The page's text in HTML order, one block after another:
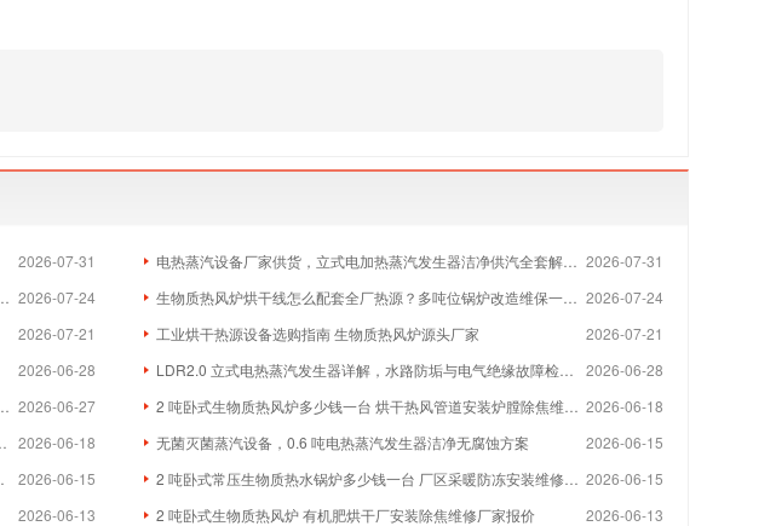
2026-07-31 2026-07-31
电热蒸汽设备厂家供货，立式电加热蒸汽发生器洁净供汽全套解决方案
2026-07-24
2026-07-24
生物质热风炉烘干线怎么配套全厂热源？多吨位锅炉改造维保一站式方案
2026-07-21
2026-07-21
工业烘干热源设备选购指南 生物质热风炉源头厂家
2026-06-28
2026-06-28
LDR2.0 立式电热蒸汽发生器详解，水路防垢与电气绝缘故障检修指南
2026-06-27
2026-06-18
2 吨卧式生物质热风炉多少钱一台 烘干热风管道安装炉膛除焦维修厂家
2026-06-18
2026-06-15
无菌灭菌蒸汽设备，0.6 吨电热蒸汽发生器洁净无腐蚀方案
2026-06-15
2026-06-15
2 吨卧式常压生物质热水锅炉多少钱一台 厂区采暖防冻安装维修厂家
2026-06-13
2026-06-13
2 吨卧式生物质热风炉 有机肥烘干厂安装除焦维修厂家报价